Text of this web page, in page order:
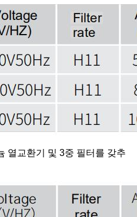
열교환기 및 3중 필터를 갖추